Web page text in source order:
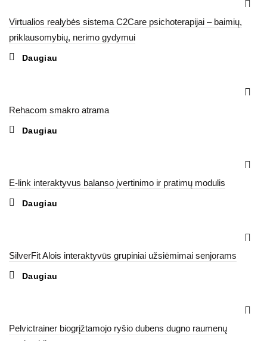
Virtualios realybės sistema C2Care psichoterapijai – baimių,
priklausomybių, nerimo gydymui
Daugiau
Rehacom smakro atrama
Daugiau
E-link interaktyvus balanso įvertinimo ir pratimų modulis
Daugiau
SilverFit Alois interaktyvūs grupiniai užsiėmimai senjorams
Daugiau
Pelvictrainer biogrįžtamojo ryšio dubens dugno raumenų